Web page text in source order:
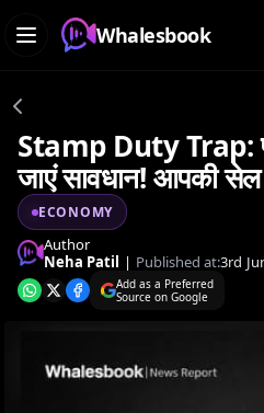
Whalesbook
Stamp Duty Trap:
जाएं सावधान! आपकी सेल
ECONOMY
Author
Neha Patil | Published at:3rd
Add as a Preferred
Source on Google